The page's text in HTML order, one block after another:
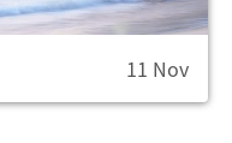
11 Nov